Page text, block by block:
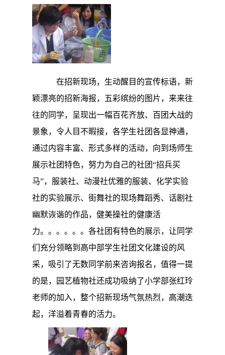
在招新现场，生动醒目的宣传标语，新
颖漂亮的招新海报，五彩缤纷的图片，来来往
往的同学，呈现出一幅百花齐放、百团大战的
景象，令人目不暇接， 各学生社团各显神通，
通过内容丰富、形式多样的活动，向到场师生
展示社团特色， 努力为自己的社团“招兵买
马”，服装社、动漫社优雅的服装、化学实验
社的实验展示、街舞社的现场舞蹈秀、话剧社
幽默诙谐的作品，健美操社的健康活
力。。。。。。各社团有特色的展示， 让同学
们充分领略到高中部学生社团文化建设的风
采， 吸引了无数同学前来咨询报名，值得一提
的是，园艺植物社还成功吸纳了小学部张红玲
老师的加入，整个招新现场气氛热烈，高潮迭
起，洋溢着青春的活力。